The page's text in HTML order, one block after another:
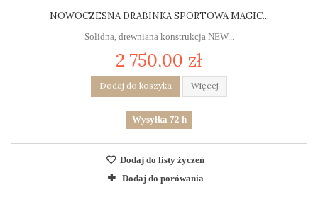
NOWOCZESNA DRABINKA SPORTOWA MAGIC...
Solidna, drewniana konstrukcja NEW...
2 750,00 zł
Dodaj do koszyka Więcej
Wysyłka 72 h
Dodaj do listy życzeń
Dodaj do porówania